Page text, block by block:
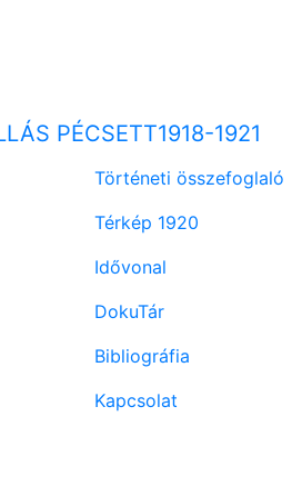
PÉCSETT1918-1921
Történeti összefoglaló
Térkép 1920
Idővonal
DokuTár
Bibliográfia
Kapcsolat